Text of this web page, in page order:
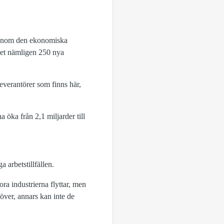
den ekonomiska
nämligen 250 nya
som finns här,
öka från 2,1 miljarder till
arbetstillfällen.
industrierna flyttar, men
annars kan inte de